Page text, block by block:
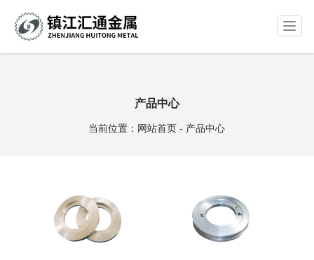
T
o
g
产品中心
当前位置： 网站首页 - 产品中心